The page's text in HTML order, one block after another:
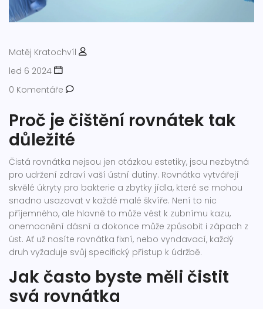
Matěj Kratochvíl
led 6 2024
0 Komentáře
Proč je čištění rovnátek tak
důležité
Čistá rovnátka nejsou jen otázkou estetiky, jsou nezbytná
pro udržení zdraví vaší ústní dutiny. Rovnátka vytvářejí
skvělé úkryty pro bakterie a zbytky jídla, které se mohou
snadno usazovat v každé malé škvíře. Není to nic
příjemného, ale hlavně to může vést k zubnímu kazu,
onemocnění dásní a dokonce může způsobit i zápach z
úst. Ať už nosíte rovnátka fixní, nebo vyndavací, každý
druh vyžaduje svůj specifický přístup k údržbě.
Jak často byste měli čistit
svá rovnátka